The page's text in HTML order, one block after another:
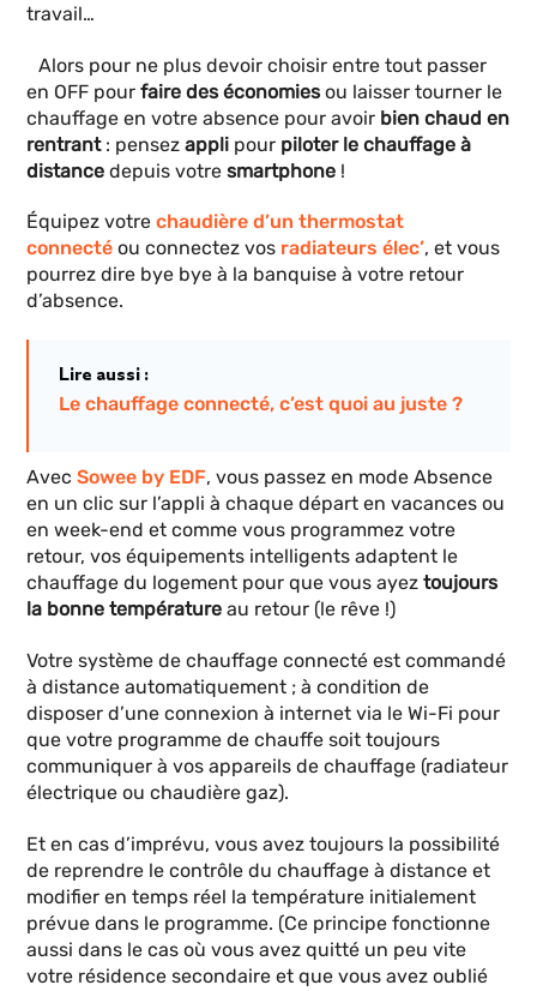
travail…
Alors pour ne plus devoir choisir entre tout passer
en OFF pourfaire des économies ou laisser tourner le
chauffage en votre absence pour avoir bien chaud en
rentrant: pensezappli pour piloter le chauffage à
distance depuis votresmartphone !
Équipez votrechaudière d’un thermostat
connecté ou connectez vos radiateurs élec’, et vous
pourrez dire bye bye à la banquise à votre retour
d’absence.
Lire aussi :
Le chauffage connecté, c’est quoi au juste ?
AvecSowee by EDF, vous passez en mode Absence
en un clic sur l’appli à chaque départ en vacances ou
en week-end et comme vous programmez votre
retour, vos équipements intelligents adaptent le
chauffage du logement pour que vous ayeztoujours
la bonne température au retour (le rêve !)
Votre système de chauffage connecté est commandé
à distance automatiquement ; à condition de
disposer d’une connexion à internet via le Wi-Fi pour
que votre programme de chauffe soit toujours
communiquer à vos appareils de chauffage (radiateur
électrique ou chaudière gaz).
Et en cas d’imprévu, vous avez toujours la possibilité
de reprendre le contrôle du chauffage à distance et
modifier en temps réel la température initialement
prévue dans le programme. (Ce principe fonctionne
aussi dans le cas où vous avez quitté un peu vite
votre résidence secondaire et que vous avez oublié